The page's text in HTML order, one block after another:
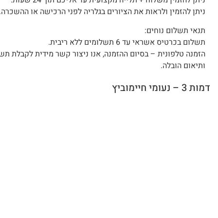
ניתן להזמין ולראות את הציורים בגלריה לפני הרכישה או
תנאי תשלום נוחים:
תשלום בכרטיס אשראי עד 6 תשלומים ללא ריבית.
הזמנה טלפונית – בסיום ההזמנה, אנו ניצור קשר מידית לקבלת
ותיאום הובלה.
דמות 3 – נעומי חיימוביץ